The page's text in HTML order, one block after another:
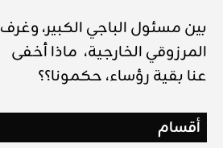
بين مسئول الباجي الكبير، وغرف
المرزوقي الخارجية، ماذا أخفى
عنا بقية رؤساء، حكمونا؟؟
أقسام